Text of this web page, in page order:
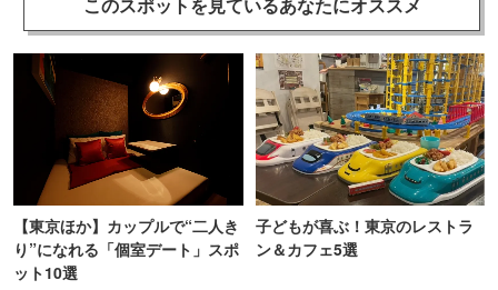
【東京ほか】カップルで“二人き
り”になれる「個室デート」スポ
ット10選
子どもが喜ぶ！東京のレストラ
ン＆カフェ5選